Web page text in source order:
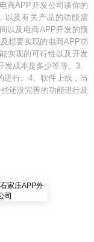
商APP开发公司谈你的
以及有关产品的功能需
以及电商APP开发的预
想要实现的电商APP功
实现的可行性以及开发
成本是多少等等。3、
进行。4、软件上线，当
还没完善的功能进行及